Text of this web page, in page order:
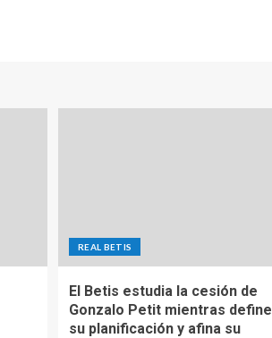
REAL BETIS
El Betis estudia la cesión de
Gonzalo Petit mientras define
su planificación y afina su